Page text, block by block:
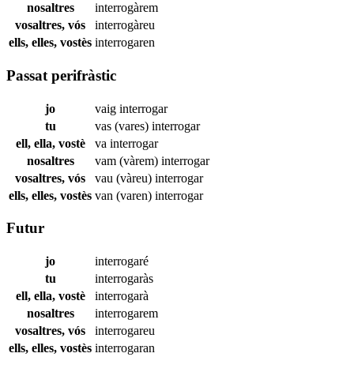
nosaltres
interrogàrem
vosaltres, vós
interrogàreu
ells, elles, vostès interrogaren
Passat perifràstic
jo vaig interrogar
tu
vas (vares) interrogar
ell, ella, vostè
va interrogar
nosaltres
vam (vàrem) interrogar
vosaltres, vós
vau (vàreu) interrogar
ells, elles, vostès van (varen) interrogar
Futur
jo
interrogaré
tu
interrogaràs
ell, ella, vostè
interrogarà
nosaltres
interrogarem
vosaltres, vós
interrogareu
ells, elles, vostès interrogaran